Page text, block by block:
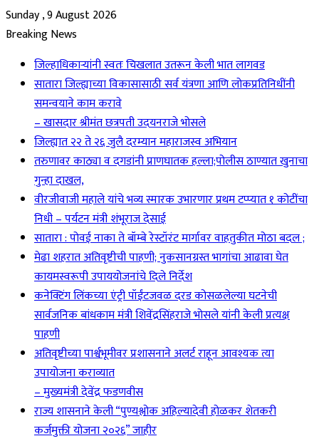
Sunday , 9 August 2026
Breaking News
जिल्हाधिकाऱ्यांनी स्वतः चिखलात उतरून केली भात लागवड
सातारा जिल्ह्याच्या विकासासाठी सर्व यंत्रणा आणि लोकप्रतिनिधींनी
समन्वयाने काम करावे
– खासदार श्रीमंत छत्रपती उदयनराजे भोसले
जिल्ह्यात २२ ते २६ जुलै दरम्यान महाराजस्व अभियान
तरुणावर काठ्या व दगडांनी प्राणघातक हल्ला;पोलीस ठाण्यात खुनाचा
गुन्हा दाखल,
वीरजीवाजी महाले यांचे भव्य स्मारक उभारणार प्रथम टप्प्यात १ कोटींचा
निधी – पर्यटन मंत्री शंभूराज देसाई
सातारा : पोवई नाका ते बॉम्बे रेस्टॉरंट मार्गावर वाहतुकीत मोठा बदल ;
मेढा शहरात अतिवृष्टीची पाहणी; नुकसानग्रस्त भागांचा आढावा घेत
कायमस्वरूपी उपाययोजनांचे दिले निर्देश
कनेक्टिंग लिंकच्या एंट्री पॉईंटजवळ दरड कोसळलेल्या घटनेची
सार्वजनिक बांधकाम मंत्री शिवेंद्रसिंहराजे भोसले यांनी केली प्रत्यक्ष
पाहणी
अतिवृष्टीच्या पार्श्वभूमीवर प्रशासनाने अलर्ट राहून आवश्यक त्या
उपायोजना कराव्यात
– मुख्यमंत्री देवेंद्र फडणवीस
राज्य शासनाने केली “पुण्यश्लोक अहिल्यादेवी होळकर शेतकरी
कर्जमुक्ती योजना २०२६” जाहीर